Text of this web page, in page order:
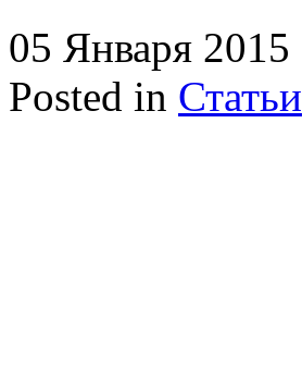
05 Января 2015
Posted in Статьи